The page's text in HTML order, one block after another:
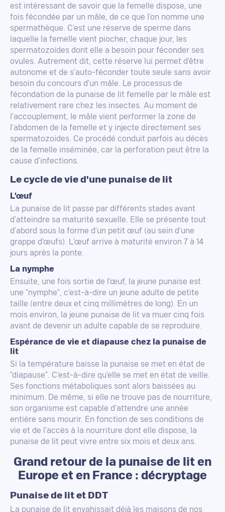
est intéressant de savoir que la femelle dispose, une
fois fécondée par un mâle, de ce que l'on nomme une
spermathèque. C'est une réserve de sperme dans
laquelle la femelle vient piocher, chaque jour, les
spermatozoïdes dont elle a besoin pour féconder ses
ovules. Autrement dit, cette réserve lui permet d'être
autonome et de s'auto-féconder toute seule sans avoir
besoin du concours d'un mâle. Le processus de
fécondation de la punaise de lit femelle par le mâle est
relativement rare chez les insectes. Au moment de
l'accouplement, le mâle vient performer la zone de
l'abdomen de la femelle et y injecte directement ses
spermatozoïdes. Ce procédé conduit parfois au décès
de la femelle inséminée, car la perforation peut être la
cause d'infections.
Le cycle de vie d'une punaise de lit
L'œuf
La punaise de lit passe par différents stades avant
d'atteindre sa maturité sexuelle. Elle se présente tout
d'abord sous la forme d'un petit œuf (au sein d'une
grappe d'œufs). L'œuf arrive à maturité environ 7 à 14
jours après la ponte.
La nymphe
Ensuite, une fois sortie de l'œuf, la jeune punaise est
une "nymphe", c'est-à-dire un jeune adulte de petite
taille (entre deux et cinq millimètres de long). En un
mois environ, la jeune punaise de lit va muer cinq fois
avant de devenir un adulte capable de se reproduire.
Espérance de vie et diapause chez la punaise de
lit
Si la température baisse la punaise se met en état de
"diapause". C'est-à-dire qu'elle se met en état de veille.
Ses fonctions métaboliques sont alors baissées au
minimum. De même, si elle ne trouve pas de nourriture,
son organisme est capable d'attendre une année
entière sans mourir. En fonction de ses conditions de
vie et de l'accès à la nourriture dont elle dispose, la
punaise de lit peut vivre entre six mois et deux ans.
Grand retour de la punaise de lit en
Europe et en France : décryptage
Punaise de lit et DDT
La punaise de lit envahissait déjà les maisons de nos